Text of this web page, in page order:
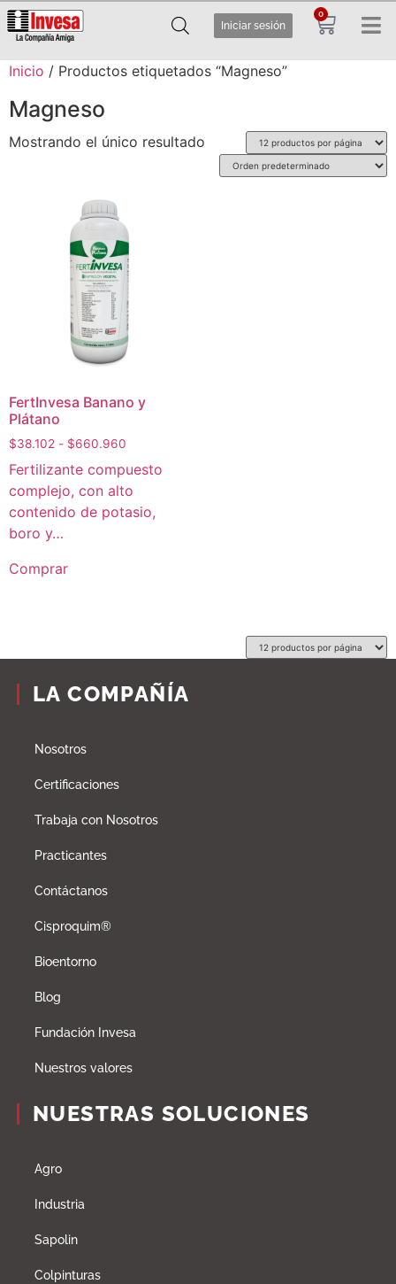
Iniciar sesión
0
Inicio / Productos etiquetados “Magneso”
Magneso
Mostrando el único resultado
FertInvesa Banano y
Plátano
$38.102 - $660.960
Fertilizante compuesto
complejo, con alto
contenido de potasio,
boro y…
Comprar
LA COMPAÑÍA
Nosotros
Certificaciones
Trabaja con Nosotros
Practicantes
Contáctanos
Cisproquim®
Bioentorno
Blog
Fundación Invesa
Nuestros valores
NUESTRAS SOLUCIONES
Agro
Industria
Sapolin
Colpinturas